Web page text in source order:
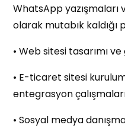
WhatsApp yazışmaları
olarak mutabık kaldığı
• Web sitesi tasarımı
• E-ticaret sitesi
entegrasyon
• Sosyal medya